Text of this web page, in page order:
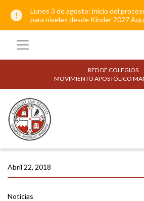
Lunes 3 de agosto: inicio del
para niveles desde Kínder 2027
RED DE COLEGIOS
MOVIMIENTO APOSTÓLICO
Abril 22, 2018
Noticias